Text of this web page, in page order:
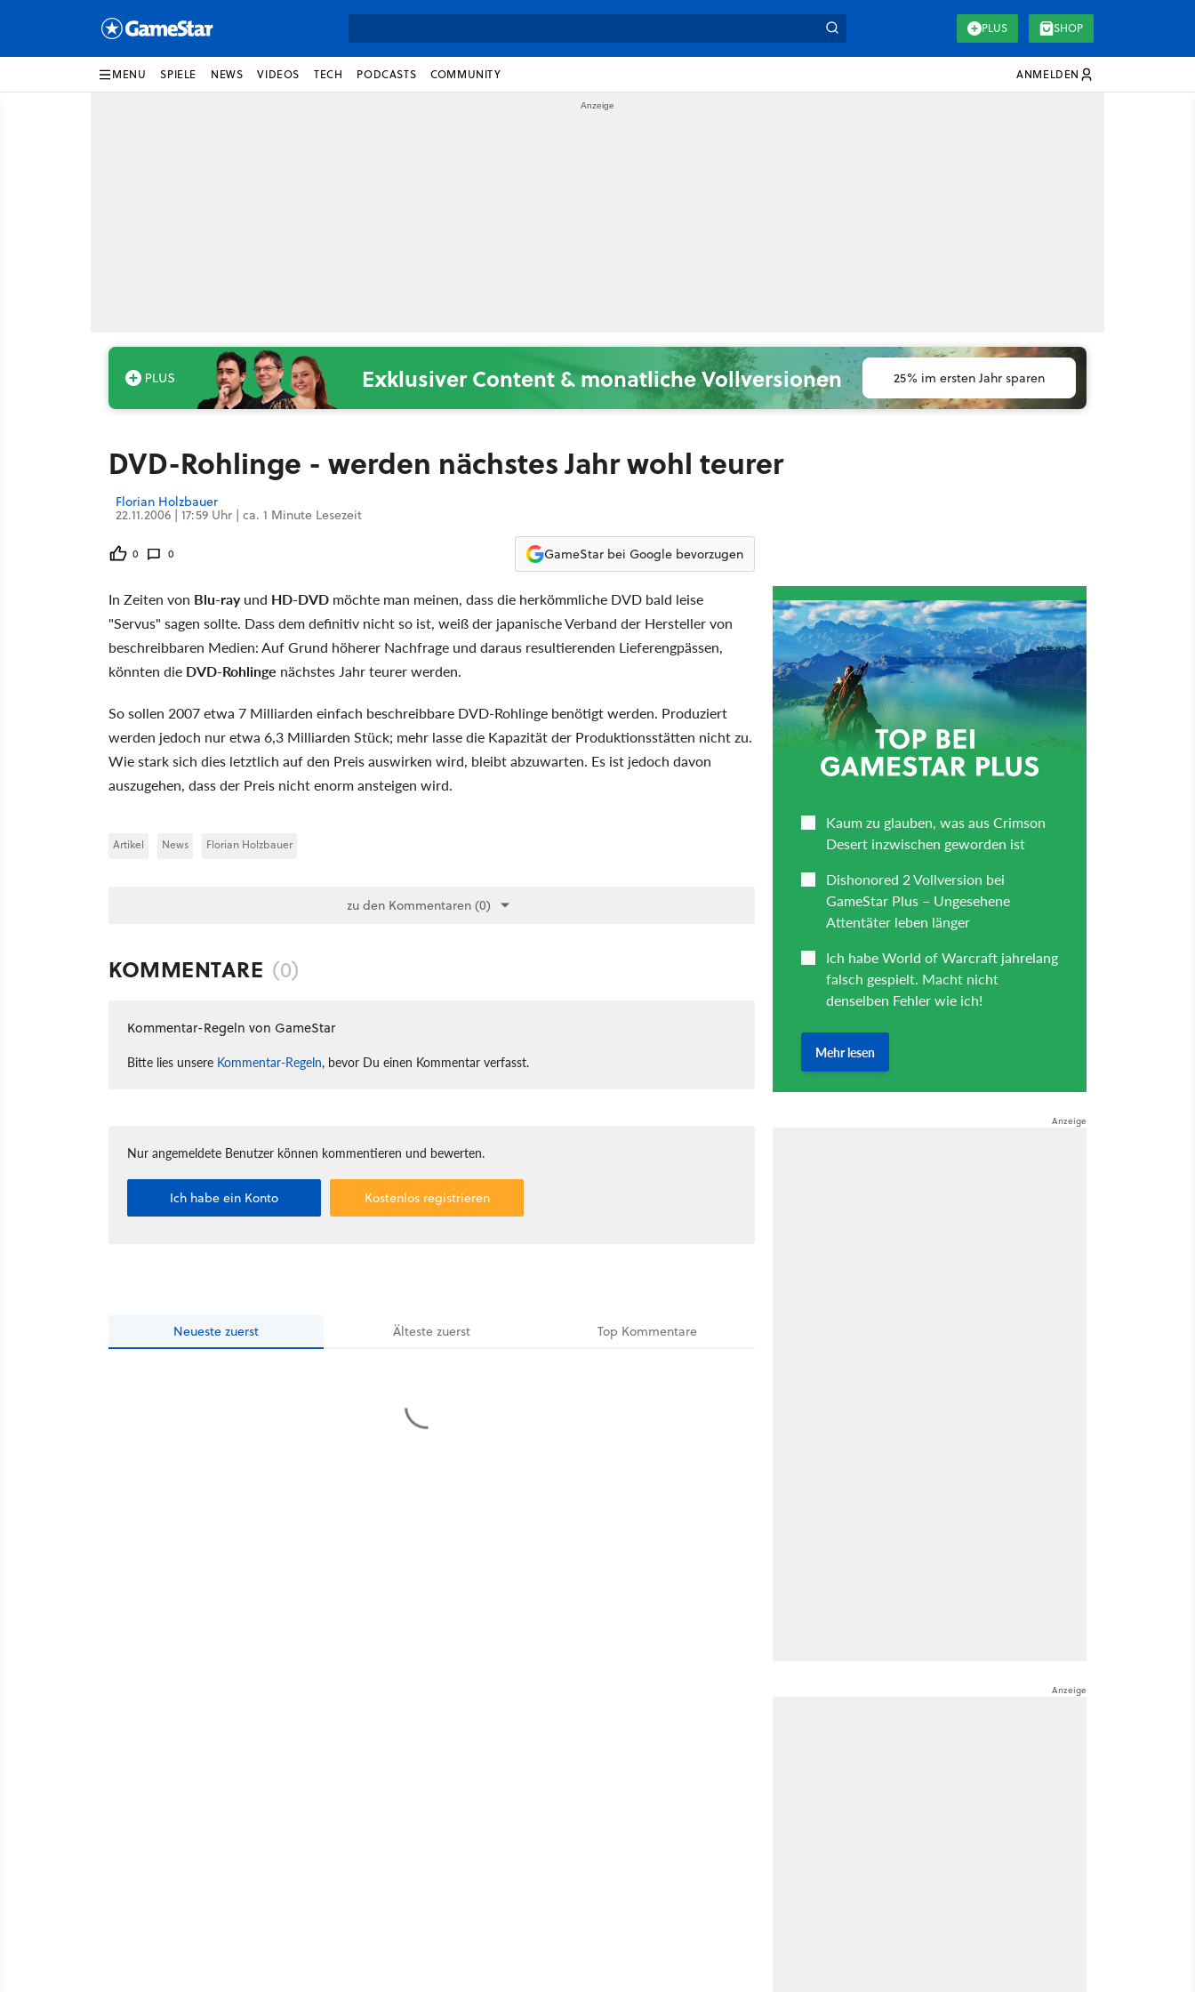
PLUS SHOP
MENU SPIELE NEWS VIDEOS TECH PODCASTS COMMUNITY ANMELDEN
Exklusiver Content & monatliche Vollversionen 25% im ersten Jahr sparen
DVD-Rohlinge - werden nächstes Jahr wohl teurer
Florian Holzbauer
22.11.2006 | 17:59 Uhr | ca. 1 Minute Lesezeit
0 0 GameStar bei Google bevorzugen
In Zeiten von Blu-rayund HD-DVD möchte man meinen, dass die herkömmliche DVD bald leise
"Servus" sagen sollte. Dass dem definitiv nicht so ist, weiß der japanische Verband der Hersteller von
beschreibbaren Medien: Auf Grund höherer Nachfrage und daraus resultierenden Lieferengpässen,
könnten die DVD-Rohlinge nächstes Jahr teurer werden.
So sollen 2007 etwa 7 Milliarden einfach beschreibbare DVD-Rohlinge benötigt werden. Produziert
werden jedoch nur etwa 6,3 Milliarden Stück; mehr lasse die Kapazität der Produktionsstätten nicht zu.
Wie stark sich dies letztlich auf den Preis auswirken wird, bleibt abzuwarten. Es ist jedoch davon
auszugehen, dass der Preis nicht enorm ansteigen wird.
Artikel News Florian Holzbauer
zu den Kommentaren (0)
KOMMENTARE (0)
Kommentar-Regeln von GameStar
Bitte lies unsere Kommentar-Regeln, bevor Du einen Kommentar verfasst.
Nur angemeldete Benutzer können kommentieren und bewerten.
Ich habe ein Konto Kostenlos registrieren
Neueste zuerst Ältestezuerst Top Kommentare